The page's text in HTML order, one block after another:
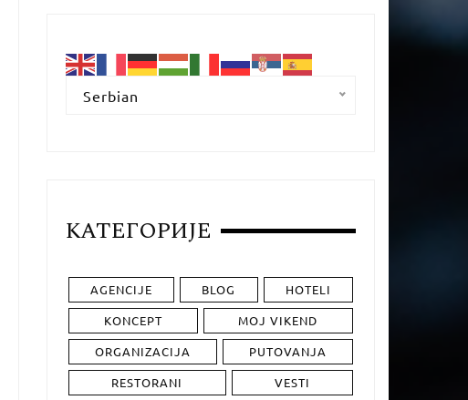
Serbian
КАТЕГОРИЈЕ
AGENCIJE BLOG
HOTELI
KONCEPT
MOJ VIKEND
ORGANIZACIJA
PUTOVANJA
RESTORANI
VESTI